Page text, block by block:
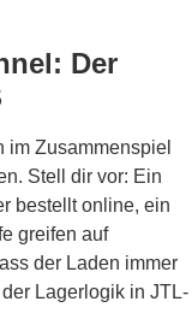
Der
im Zusammenspiel
Stell dir vor: Ein
bestellt online, ein
greifen auf
der Laden immer
Lagerlogik in JTL-